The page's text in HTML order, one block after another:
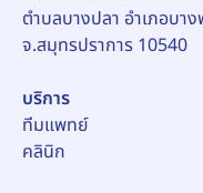
ตำบลบางปลา อำเภอบา
จ.สมุทรปราการ 10540
บริการ
ทีมแพทย์
คลินิก